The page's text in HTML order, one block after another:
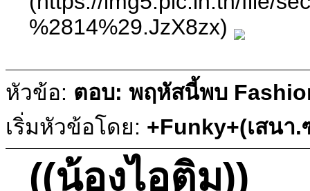
%2814%29.JzX8zx)
หัวข้อ: ตอบ: พฤหัสนี้พบ
เริ่มหัวข้อโดย: +Funky+(เสนา
((น้องไอติม))